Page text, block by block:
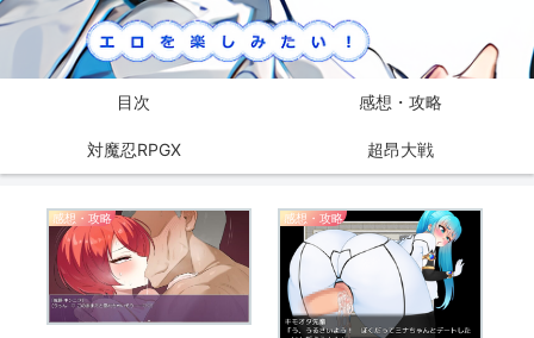
目次 感想・攻略
対魔忍RPGX 超昂大戦
感想・攻略 感想・攻略